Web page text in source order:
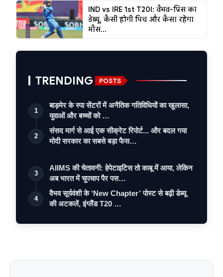
IND vs IRE 1st T20I: वैभव-प्रिंस का
डेब्यू, कैसी होगी पिच और कैसा रहेगा
मौस...
TRENDING POSTS
1
बाड़मेर के स्पा सेंटरों में अनैतिक गतिविधियों का खुलासा,
युवाओं और बच्चों को …
2
संसद मार्ग से आई एक सीक्रेट रिपोर्ट... और बदल गया
मोदी सरकार का सबसे बड़ा फैस…
3
AIIMS की चेतावनी: हेपेटाइटिस तो काबू में आया, लेकिन
अब भारत में चुपचाप पैर पस…
4
वैभव सूर्यवंशी के ‘New Chapter’ पोस्ट से बढ़ी डेब्यू
की अटकलें, इंग्लैंड T20 …